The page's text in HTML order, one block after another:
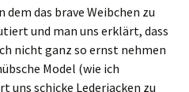
das brave Weibchen zu
und man uns erklärt, dass
nicht ganz so ernst nehmen
Model (wie ich
uns schicke Lederjacken zu